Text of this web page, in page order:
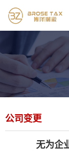
公司变更
无为企